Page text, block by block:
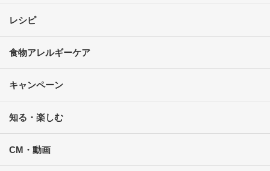
レシピ
食物アレルギーケア
キャンペーン
知る・楽しむ
CM・動画